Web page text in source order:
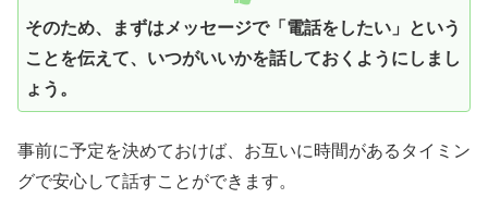
そのため、まずはメッセージで「電話をしたい」という
ことを伝えて、いつがいいかを話しておくようにしまし
ょう。
事前に予定を決めておけば、お互いに時間があるタイミン
グで安心して話すことができます。